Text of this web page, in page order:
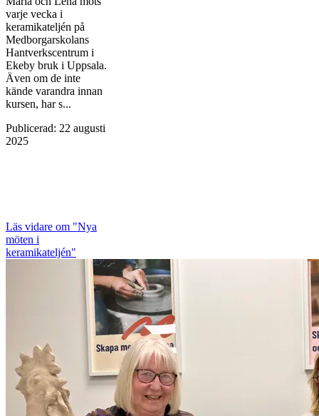
varje vecka i
keramikateljén på
Medborgarskolans
Hantverkscentrum i
Ekeby bruk i Uppsala.
Även om de inte
kände varandra innan
kursen, har s...
Publicerad: 22 augusti
2025
Läs vidare om "Nya
möten i
keramikateljén"